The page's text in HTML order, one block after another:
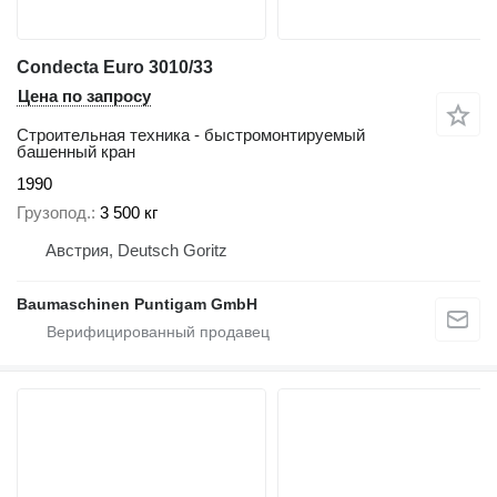
Condecta Euro 3010/33
Цена по запросу
Строительная техника - быстромонтируемый
башенный кран
1990
Грузопод. 3 500 кг
Австрия, Deutsch Goritz
Baumaschinen Puntigam GmbH